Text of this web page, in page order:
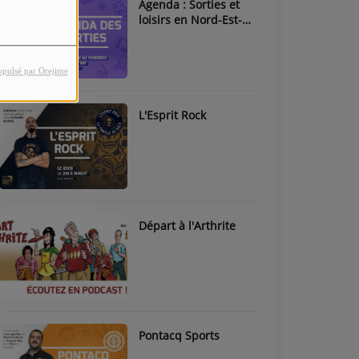
par Orejime
Agenda : Sorties et
loisirs en Nord-Est-
L'Esprit Rock
Départ à l'Arthrite
Pontacq Sports